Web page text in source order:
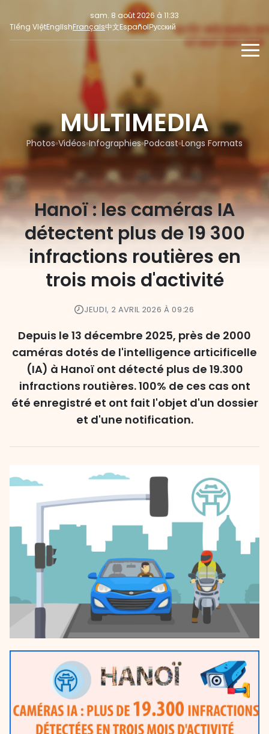
sam. 8 août 2026 à 11:33
Tiếng ViệtEnglishFrançais中文EspañolРусский
En continu
Focus
Opinion
INFORMATION POUR LA PRESSE
RÉSEAUX SOCIAUXMULTIMEDIA
Photos Vidéos Infographies Podcast Longs Formats
Hanoï : les caméras IA
détectent plus de 19 300
infractions routières en
trois mois d'activité
JEUDI, 2 AVRIL 2026 À 09:26
Depuis le 13 décembre 2025, près de 2000
caméras dotés de l'intelligence articificelle
(IA) à Hanoï ont détecté plus de 19.300
infractions routières. 100% de ces cas ont
été enregistré et ont fait l'objet d'un dossier
et d'une notification.